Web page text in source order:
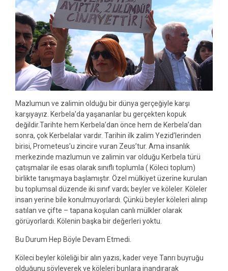
Mazlumun ve zalimin olduğu bir dünya gerçeğiyle karşı
karşıyayız. Kerbela’da yaşananlar bu gerçekten kopuk
değildir.Tarihte hem Kerbela’dan önce hem de Kerbela’dan
sonra, çok Kerbelalar vardır. Tarihin ilk zalim Yezid’lerinden
birisi, Prometeus’u zincire vuran Zeus’tur. Ama insanlık
merkezinde mazlumun ve zalimin var olduğu Kerbela türü
çatışmalar ile esas olarak sınıflı toplumla ( Köleci toplum)
birlikte tanışmaya başlamıştır. Özel mülkiyet üzerine kurulan
bu toplumsal düzende iki sınıf vardı; beyler ve köleler. Köleler
insan yerine bile konulmuyorlardı. Çünkü beyler köleleri alınıp
satılan ve çifte – tapana koşulan canlı mülkler olarak
görüyorlardı. Kölenin başka bir değerleri yoktu.
Bu Durum Hep Böyle Devam Etmedi.
Köleci beyler köleliği bir alın yazıs, kader veye Tanrı buyruğu
olduğunu söyleyerek ve köleleri bunlara inandırarak